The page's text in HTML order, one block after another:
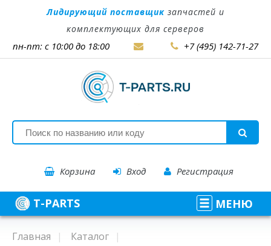
Лидирующий поставщик запчастей и
комплектующих для серверов
пн-пт: с 10:00 до 18:00 +7 (495) 142-71-27
Корзина Вход Регистрация
T-PARTS МЕНЮ
Главная
Каталог